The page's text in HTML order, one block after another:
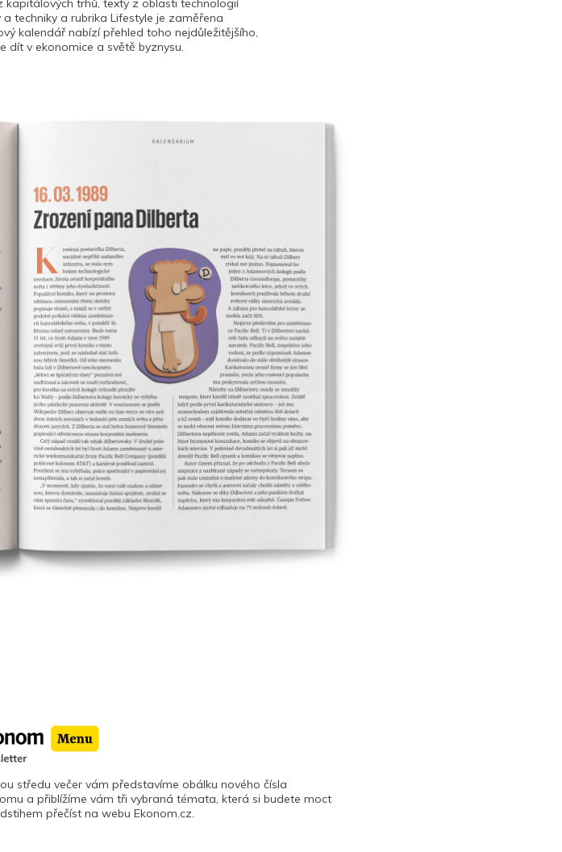
kapitálových trhů, texty z oblasti technologií
techniky a rubrika Lifestyle je zaměřena
kalendář nabízí přehled toho nejdůležitějšího,
dít v ekonomice a světě byznysu.
středu večer vám představíme obálku nového čísla
a přiblížíme vám tři vybraná témata, která si budete moct
přečíst na webu Ekonom.cz.